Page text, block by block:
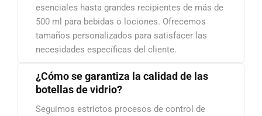
esenciales hasta grandes recipientes de más de
500 ml para bebidas o lociones. Ofrecemos
tamaños personalizados para satisfacer las
necesidades específicas del cliente.
¿Cómo se garantiza la calidad de las
botellas de vidrio?
Seguimos estrictos procesos de control de